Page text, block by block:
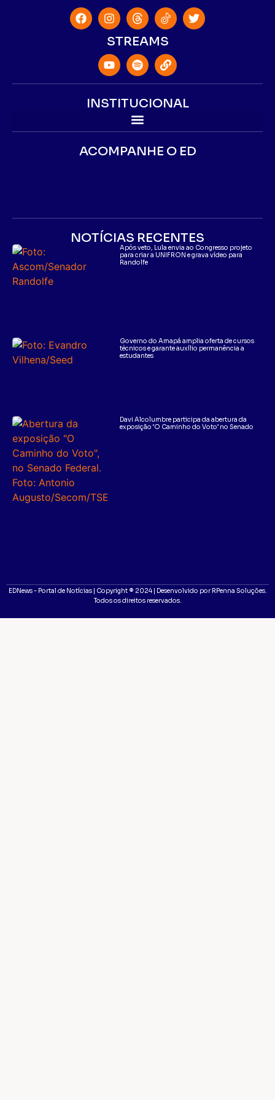
STREAMS
INSTITUCIONAL
ACOMPANHE O ED
NOTÍCIAS RECENTES
Após veto, Lula envia ao Congresso projeto
para criar a UNIFRON e grava vídeo para
Randolfe
Governo do Amapá amplia oferta de cursos
técnicos e garante auxílio permanência a
estudantes
Davi Alcolumbre participa da abertura da
exposição ‘O Caminho do Voto’ no Senado
EDNews - Portal de Notícias | Copyright ® 2024 | Desenvolvido por RPenna Soluções.
Todos os direitos reservados.